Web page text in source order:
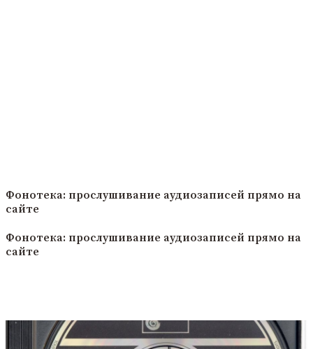
Фонотека: прослушивание аудиозаписей прямо на
сайте
Фонотека: прослушивание аудиозаписей прямо на
сайте